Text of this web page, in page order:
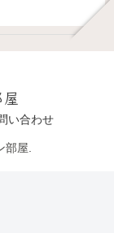
い合わせ
屋.